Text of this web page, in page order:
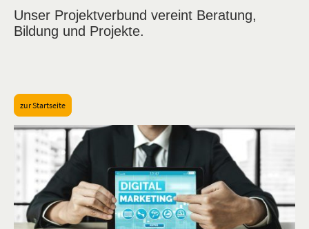
Unser Projektverbund vereint Beratung,
Bildung und Projekte.
zur Startseite